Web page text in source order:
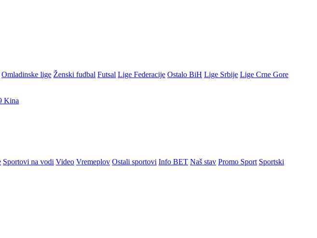
Omladinske lige Ženski fudbal Futsal Lige Federacije Ostalo BiH Lige Srbije Lige Crne Gore
Kina
Sportovi na vodi Video Vremeplov Ostali sportovi Info BET Naš stav Promo Sport Sportski